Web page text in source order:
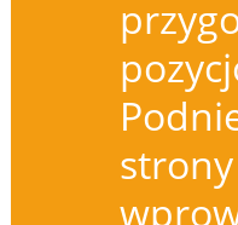
strony